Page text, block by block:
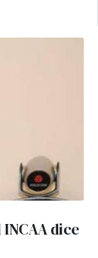
dice